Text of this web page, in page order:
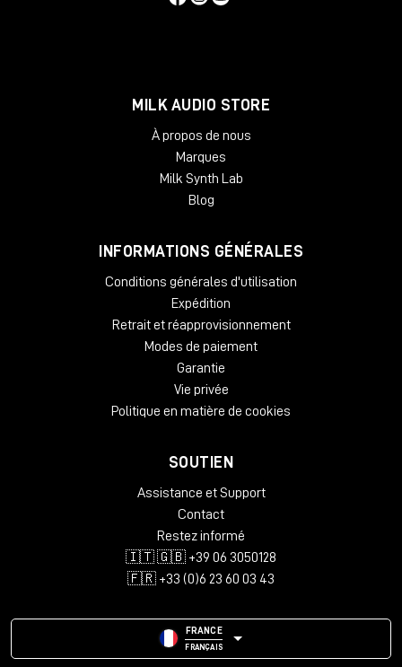
MILK AUDIO STORE
À propos de nous
Marques
Milk Synth Lab
Blog
INFORMATIONS GÉNÉRALES
Conditions générales d'utilisation
Expédition
Retrait et réapprovisionnement
Modes de paiement
Garantie
Vie privée
Politique en matière de cookies
SOUTIEN
Assistance et Support
Contact
Restez informé
🇮🇹 🇬🇧 +39 06 3050128
🇫🇷 +33 (0)6 23 60 03 43
FRANCE
FRANÇAIS